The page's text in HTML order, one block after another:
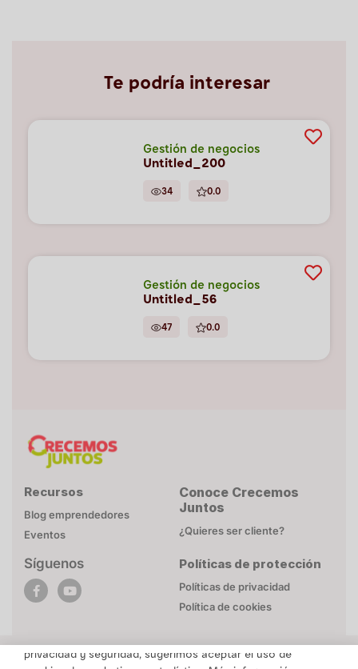
Te podría interesar
Gestión de negocios
Untitled_200
34 0.0
Gestión de negocios
Untitled_56
47 0.0
Recursos
Blog emprendedores
Eventos
Síguenos
Conoce Crecemos
Juntos
¿Quieres ser cliente?
Políticas de protección
Políticas de privacidad
Política de cookies
POLÍTICA DE COOKIES
Esta página web utiliza cookies necesarias para su
privacidad y seguridad, sugerimos aceptar el uso de